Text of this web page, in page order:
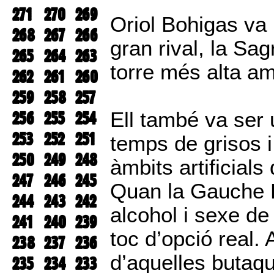
271 270 269
268 267 266
265 264 263
262 261 260
259 258 257
256 255 254
253 252 251
250 249 248
247 246 245
244 243 242
241 240 239
238 237 236
235 234 233
Oriol Bohigas
gran rival, la
torre més alta
Ell també va ser
temps de grisos
àmbits artificials
Quan la Gauche
alcohol i sexe
toc d’opció real.
d’aquelles